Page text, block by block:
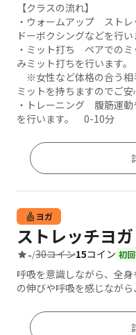
【クラスの流れ】
・ウォームアップ ストレ
ドーボクシングなどを行
・ミット打ち ペアでの
みミット打ちを行います
※女性など体格の合う相
ミットを持ちますのでご安
・トレーニング 腹筋運
を行います。 0-10分
ヨガ
ストレッチヨ
-/30コイン15コイン 初
呼吸を意識しながら、全
の伸びや呼吸を感じながら